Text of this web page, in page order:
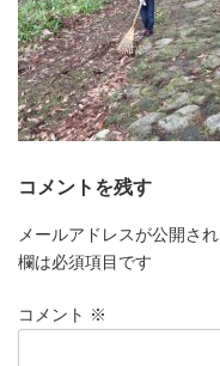
コメントを残す
メールアドレスが公開さ
欄は必須項目です
コメント ※